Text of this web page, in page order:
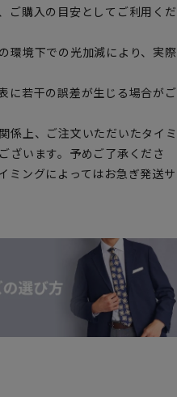
ご購入の目安としてご利用くだ
環境下での光加減により、実際
に若干の誤差が生じる場合がご
係上、ご注文いただいたタイミ
ざいます。予めご了承くださ
ミングによってはお急ぎ発送サ